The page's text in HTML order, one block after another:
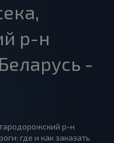
р-н
-
р-н
где и как заказать